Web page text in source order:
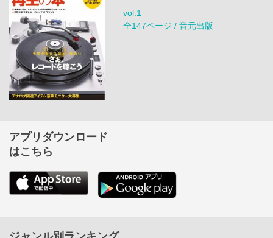
vol.1
全147ページ / 音元出版
アプリダウンロード
はこちら